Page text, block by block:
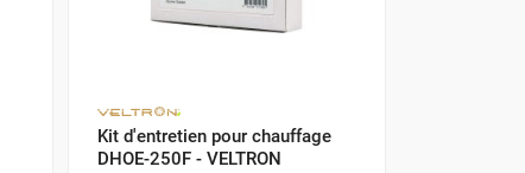
Kit d'entretien pour chauffage
DHOE-250F - VELTRON